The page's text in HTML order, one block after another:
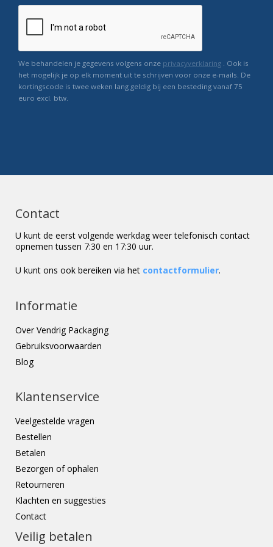
We behandelen je gegevens volgens onze privacyverklaring . Ook is
het mogelijk je op elk moment uit te schrijven voor onze e-mails. De
kortingscode is twee weken lang geldig bij een besteding vanaf 75
euro excl. btw.
Contact
U kunt de eerst volgende werkdag weer telefonisch contact
opnemen tussen 7:30 en 17:30 uur.
U kunt ons ook bereiken via het contactformulier.
Informatie
Over Vendrig Packaging
Gebruiksvoorwaarden
Blog
Klantenservice
Veelgestelde vragen
Bestellen
Betalen
Bezorgen of ophalen
Retourneren
Klachten en suggesties
Contact
Veilig betalen